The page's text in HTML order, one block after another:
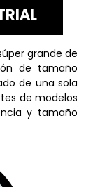
grande de
de tamaño
de una sola
de modelos
y tamaño